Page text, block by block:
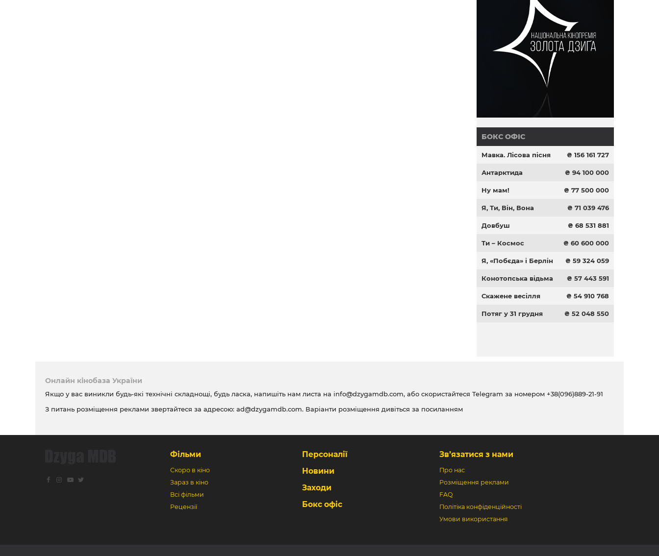
БОКС ОФІС
Мавка. Лісова пісня ₴ 156 161 727
Антарктида ₴ 94 100 000
Ну мам! ₴ 77 500 000
Я, Ти, Він, Вона ₴ 71 039 476
Довбуш ₴ 68 531 881
Ти – Космос ₴ 60 600 000
Я, «Побєда» і Берлін ₴ 59 324 059
Конотопська відьма ₴ 57 443 591
Скажене весілля ₴ 54 910 768
Потяг у 31 грудня ₴ 52 048 550
Онлайн кінобаза України
Якщо у вас виникли будь-які технічні складнощі, будь ласка, напишіть нам листа на info@dzygamdb.com, або скористайтеся Telegram за номером +38(096)889-21-91
З питань розміщення реклами звертайтеся за адресою: ad@dzygamdb.com. Варіанти розміщення дивіться за посиланням
Фільми
Скоро в кіно
Зараз в кіно
Всі фільми
Рецензії
Персоналії
Новини
Заходи
Бокс офіс
Зв’язатися з нами
Про нас
Розміщення реклами
FAQ
Політіка конфіденційності
Умови використання